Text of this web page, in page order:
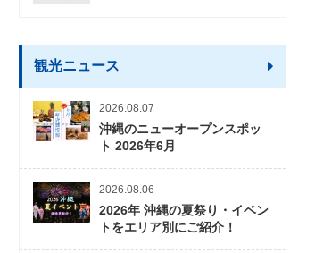
観光ニュース
2026.08.07
沖縄のニューオープンスポッ
ト 2026年6月
2026.08.06
2026年 沖縄の夏祭り・イベン
トをエリア別にご紹介！